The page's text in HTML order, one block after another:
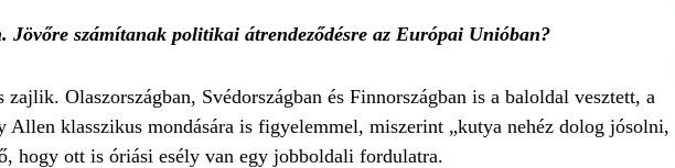
Jövőre számítanak politikai átrendeződésre az Európai Unióban?
Olaszországban, Svédországban és Finnországban is a baloldal vesztett, a
Allen klasszikus mondására is figyelemmel, miszerint „kutya nehéz dolog jósolni,
hogy ott is óriási esély van egy jobboldali fordulatra.